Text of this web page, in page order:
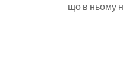
що в ньому